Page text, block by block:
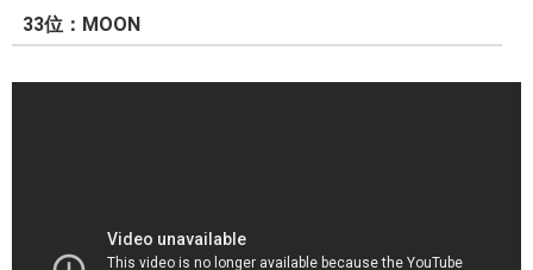
33位：MOON